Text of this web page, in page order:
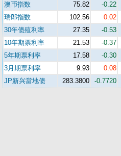
澳币指数
75.82 -0.22
瑞郎指数
102.56 0.02
30年债殖利率
27.35 -0.53
10年期票利率
21.53 -0.37
5年期票利率
17.58 -0.30
3月期票利率
9.93 0.08
JP新兴當地债
283.3800 -0.7720